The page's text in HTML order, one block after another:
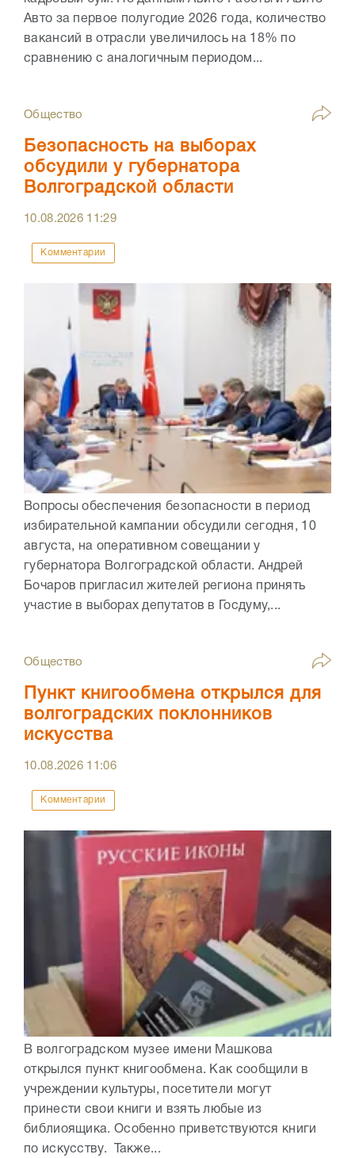
Авто за первое полугодие 2026 года, количество
вакансий в отрасли увеличилось на 18% по
сравнению с аналогичным периодом...
Общество
Безопасность на выборах
обсудили у губернатора
Волгоградской области
10.08.2026 11:29
Комментарии
Вопросы обеспечения безопасности в период
избирательной кампании обсудили сегодня, 10
августа, на оперативном совещании у
губернатора Волгоградской области. Андрей
Бочаров пригласил жителей региона принять
участие в выборах депутатов в Госдуму,...
Общество
Пункт книгообмена открылся для
волгоградских поклонников
искусства
10.08.2026 11:06
Комментарии
В волгоградском музее имени Машкова
открылся пункт книгообмена. Как сообщили в
учреждении культуры, посетители могут
принести свои книги и взять любые из
библиоящика. Особенно приветствуются книги
по искусству. Также...